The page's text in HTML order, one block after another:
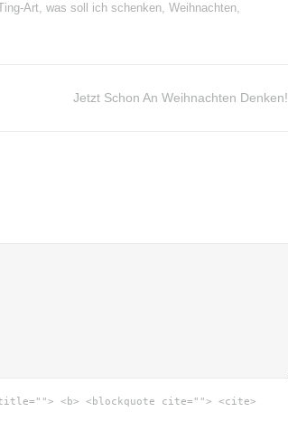
Art, was soll ich schenken, Weihnachten,
Jetzt Schon An Weihnachten Denken!
<b> <blockquote cite=""> <cite>